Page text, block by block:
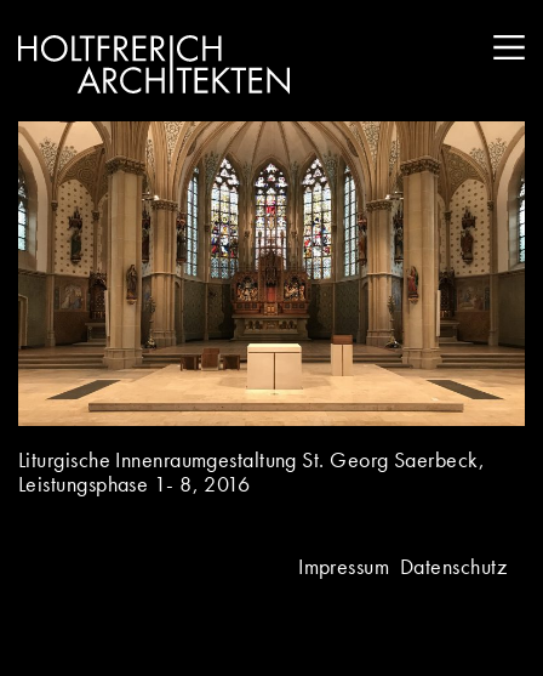
Liturgische Innenraumgestaltung St. Georg Saerbeck,
Leistungsphase 1- 8, 2016
Impressum Datenschutz